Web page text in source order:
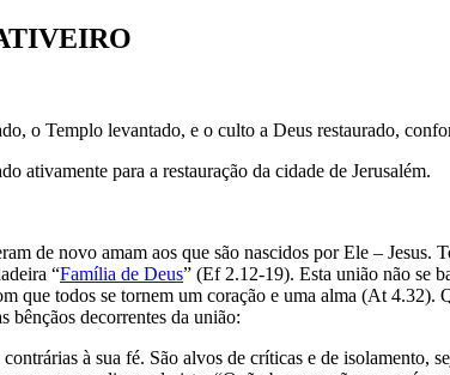
o Templo levantado, e o culto a Deus restaurado,
ativamente para a restauração da cidade de Jerusalém.
de novo amam aos que são nascidos por Ele – Jesus.
“Família de Deus” (Ef 2.12-19). Esta união não se
que todos se tornem um coração e uma alma (At 4.32).
bênçãos decorrentes da união:
à sua fé. São alvos de críticas e de isolamento,